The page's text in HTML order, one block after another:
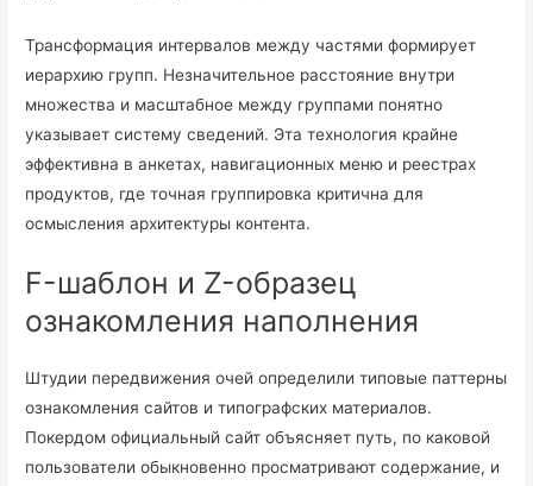
Трансформация интервалов между частями формирует
иерархию групп. Незначительное расстояние внутри
множества и масштабное между группами понятно
указывает систему сведений. Эта технология крайне
эффективна в анкетах, навигационных меню и реестрах
продуктов, где точная группировка критична для
осмысления архитектуры контента.
F-шаблон и Z-образец
ознакомления наполнения
Штудии передвижения очей определили типовые паттерны
ознакомления сайтов и типографских материалов.
Покердом официальный сайт объясняет путь, по каковой
пользователи обыкновенно просматривают содержание, и